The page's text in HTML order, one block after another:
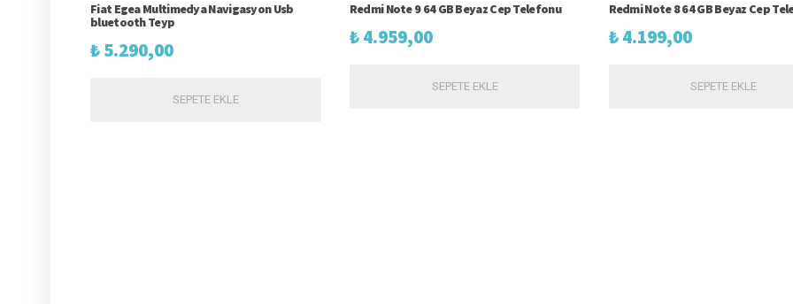
Fiat Egea Multimedya Navigasyon Usb
bluetooth Teyp
₺5.290,00
SEPETE EKLE
Redmi Note 9 64 GB Beyaz Cep Telefonu
₺4.959,00
SEPETE EKLE
Redmi Note 8 64 GB Beyaz Cep
₺4.199,00
SEPETE EKLE